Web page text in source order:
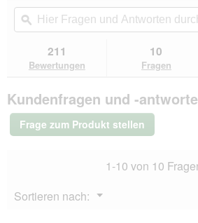
5
lesen
Hill's
Trockenfutter
Light,
kg
du
Hier
Fragen
und
Antworten
durchsuchen
ϙ
211
Bewertungen
10
Fragen
Kundenfragen und -
Frage zum Produkt stellen
1-10 von 10
Sortieren nach:
▼
Menü